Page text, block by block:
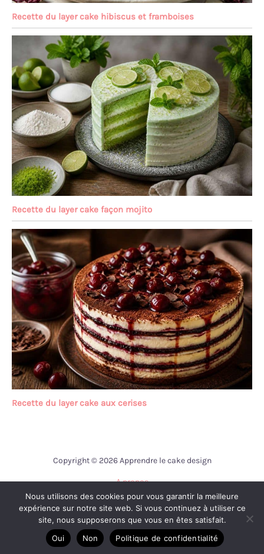
Recette du layer cake hibiscus et framboises
Recette du layer cake façon mojito
Recette du layer cake aux cerises
Copyright © 2026 Apprendre le cake design
A propos
Contact
Mentions légales
Politique de confidentialité
Nous utilisons des cookies pour vous garantir la meilleure
expérience sur notre site web. Si vous continuez à utiliser ce
site, nous supposerons que vous en êtes satisfait.
Oui
Non Politique de confidentialité